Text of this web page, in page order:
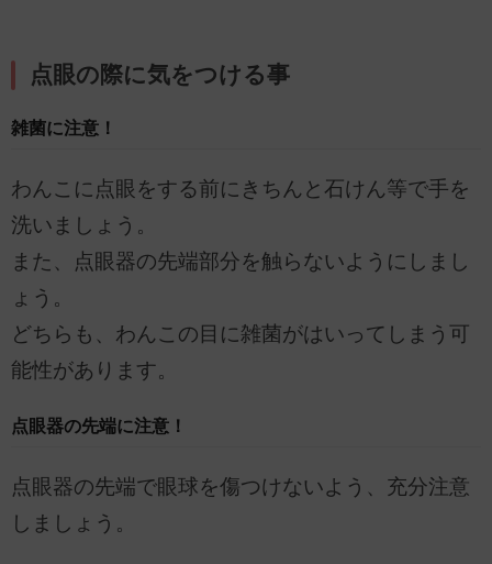
点眼の際に気をつける事
雑菌に注意！
わんこに点眼をする前にきちんと石けん等で手を
洗いましょう。
また、点眼器の先端部分を触らないようにしまし
ょう。
どちらも、わんこの目に雑菌がはいってしまう可
能性があります。
点眼器の先端に注意！
点眼器の先端で眼球を傷つけないよう、充分注意
しましょう。